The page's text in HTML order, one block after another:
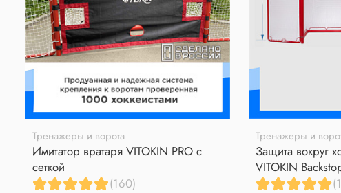
Тренажеры и ворота
Имитатор вратаря VITOKIN PRO с
сеткой
(160)
Тренажеры и
Защита вокруг
VITOKIN